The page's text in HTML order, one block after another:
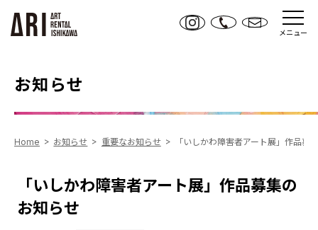
メニュー
お知らせ
Home お知らせ 重要なお知らせ 「いしかわ障害者アート展」作品募
「いしかわ障害者アート展」作品募集の
お知らせ